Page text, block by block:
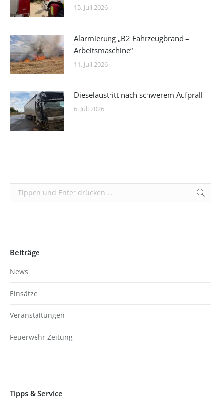
15. Juli 2026
Alarmierung „B2 Fahrzeugbrand –
Arbeitsmaschine“
11. Juli 2026
Dieselaustritt nach schwerem Aufprall
6. Juli 2026
Search:
Beiträge
News
Einsätze
Veranstaltungen
Feuerwehr Zeitung
Tipps & Service